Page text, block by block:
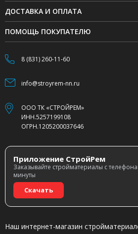
ДОСТАВКА И ОПЛАТА
ПОМОЩЬ ПОКУПАТЕЛЮ
8 (831) 260-11-60
info@stroyrem-nn.ru
ООО ТК «СТРОЙРЕМ»
ИНН.5257199108
ОГРН.1205200037646
Приложение СтройРем
Заказывайте стройматериалы с
минуты
Скачать
Наш интернет-магазин